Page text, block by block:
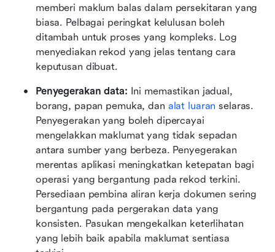
memberi maklum balas dalam persekitaran yang
biasa. Pelbagai peringkat kelulusan boleh
ditambah untuk proses yang kompleks. Log
menyediakan rekod yang jelas tentang cara
keputusan dibuat.
Penyegerakan data: Ini memastikan jadual,
borang, papan pemuka, dan alat luaran selaras.
Penyegerakan yang boleh dipercayai
mengelakkan maklumat yang tidak sepadan
antara sumber yang berbeza. Penyegerakan
merentas aplikasi meningkatkan ketepatan bagi
operasi yang bergantung pada rekod terkini.
Persediaan pembina aliran kerja dokumen sering
bergantung pada pergerakan data yang
konsisten. Pasukan mengekalkan keterlihatan
yang lebih baik apabila maklumat sentiasa